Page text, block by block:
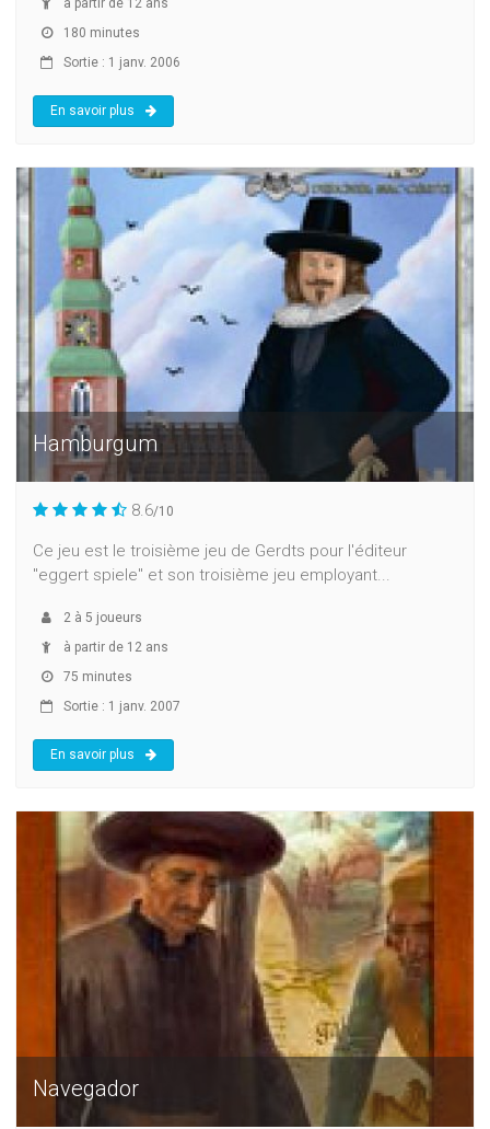
180 minutes
Sortie : 1 janv. 2006
En savoir plus
Hamburgum
8.6/10
Ce jeu est le troisième jeu de Gerdts pour l'éditeur
"eggert spiele" et son troisième jeu employant...
2 à 5 joueurs
à partir de 12 ans
75 minutes
Sortie : 1 janv. 2007
En savoir plus
Navegador